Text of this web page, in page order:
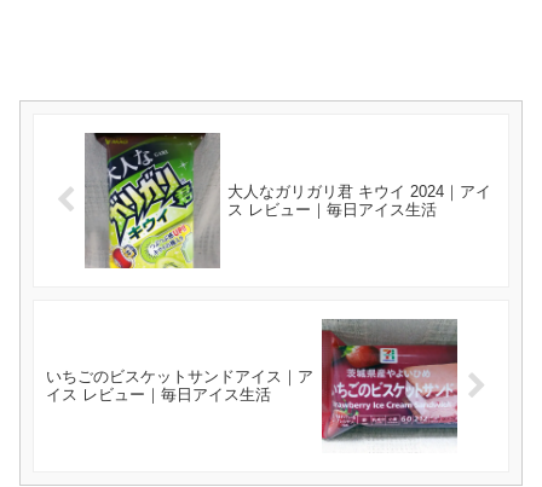
大人なガリガリ君 キウイ 2024｜アイ
ス レビュー｜毎日アイス生活
いちごのビスケットサンドアイス｜ア
イス レビュー｜毎日アイス生活